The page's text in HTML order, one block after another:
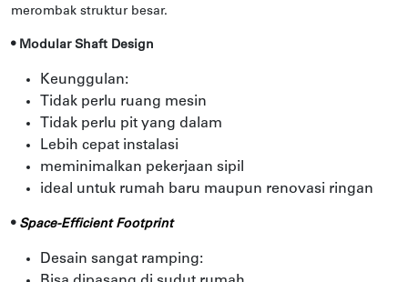
merombak struktur besar.
• Modular Shaft Design
Keunggulan:
Tidak perlu ruang mesin
Tidak perlu pit yang dalam
Lebih cepat instalasi
meminimalkan pekerjaan sipil
ideal untuk rumah baru maupun renovasi ringan
• Space-Efficient Footprint
Desain sangat ramping: